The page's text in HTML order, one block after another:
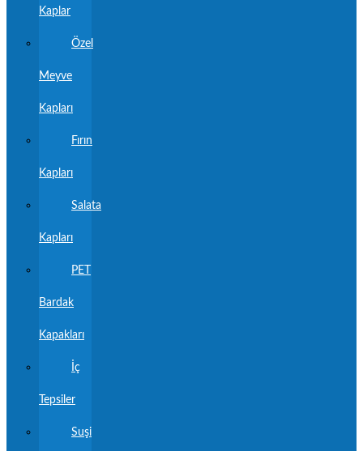
Kaplar
Özel
Meyve
Kapları
Fırın
Kapları
Salata
Kapları
PET
Bardak
Kapakları
İç
Tepsiler
Suşi